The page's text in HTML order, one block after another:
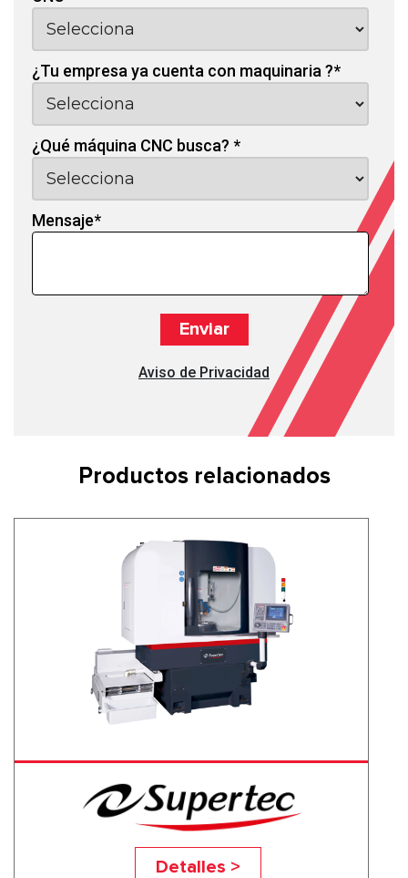
¿Tu empresa ya cuenta con maquinaria ?*
¿Qué máquina CNC busca? *
Mensaje*
Aviso de Privacidad
Productos relacionados
VR 20
Detalles >